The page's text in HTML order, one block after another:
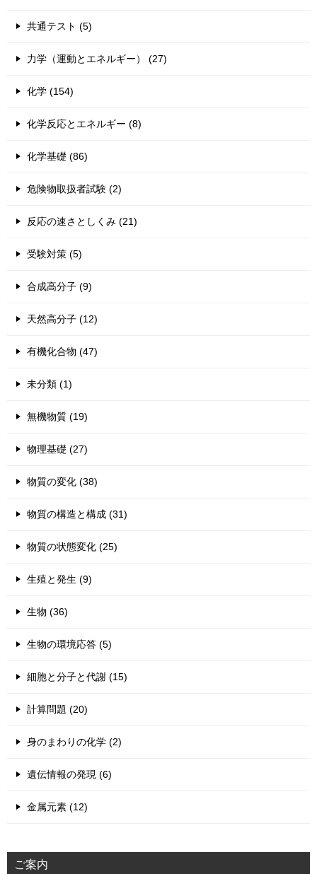
共通テスト (5)
力学（運動とエネルギー） (27)
化学 (154)
化学反応とエネルギー (8)
化学基礎 (86)
危険物取扱者試験 (2)
反応の速さとしくみ (21)
受験対策 (5)
合成高分子 (9)
天然高分子 (12)
有機化合物 (47)
未分類 (1)
無機物質 (19)
物理基礎 (27)
物質の変化 (38)
物質の構造と構成 (31)
物質の状態変化 (25)
生殖と発生 (9)
生物 (36)
生物の環境応答 (5)
細胞と分子と代謝 (15)
計算問題 (20)
身のまわりの化学 (2)
遺伝情報の発現 (6)
金属元素 (12)
ご案内